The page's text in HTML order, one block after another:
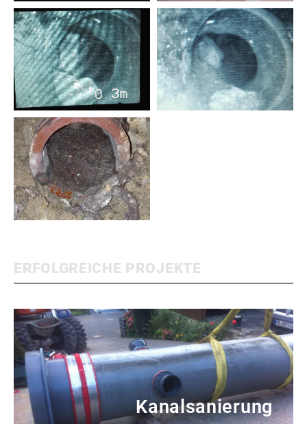
ERFOLGREICHE PROJEKTE
Kanalsanierung